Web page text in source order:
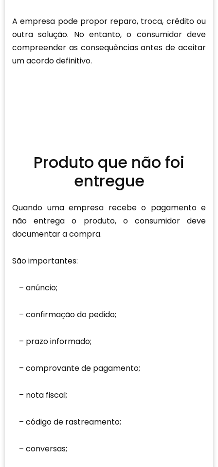
A empresa pode propor reparo, troca, crédito ou
outra solução. No entanto, o consumidor deve
compreender as consequências antes de aceitar
um acordo definitivo.
Produto que não foi
entregue
Quando uma empresa recebe o pagamento e
não entrega o produto, o consumidor deve
documentar a compra.
São importantes:
anúncio;
confirmação do pedido;
prazo informado;
comprovante de pagamento;
nota fiscal;
código de rastreamento;
conversas;